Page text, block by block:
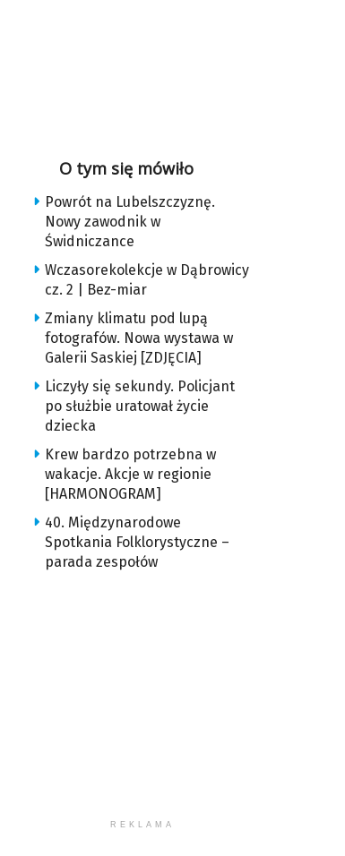
O tym się mówiło
Powrót na Lubelszczyznę.
Nowy zawodnik w
Świdniczance
Wczasorekolekcje w Dąbrowicy
cz. 2 | Bez-miar
Zmiany klimatu pod lupą
fotografów. Nowa wystawa w
Galerii Saskiej [ZDJĘCIA]
Liczyły się sekundy. Policjant
po służbie uratował życie
dziecka
Krew bardzo potrzebna w
wakacje. Akcje w regionie
[HARMONOGRAM]
40. Międzynarodowe
Spotkania Folklorystyczne –
parada zespołów
REKLAMA